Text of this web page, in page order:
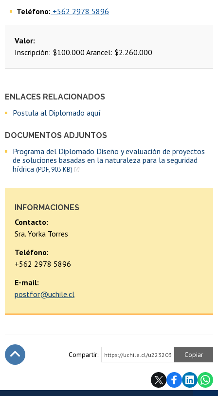
ENLACES RELACIONADOS
Postula al Diplomado aquí
DOCUMENTOS ADJUNTOS
Programa del Diplomado Diseño y evaluación de proyectos
de soluciones basadas en la naturaleza para la seguridad
hídrica (PDF, 905 KB)
INFORMACIONES
Contacto:
Sra. Yorka Torres
Teléfono:
+562 2978 5896
E-mail:
postfor@uchile.cl
Teléfono: +562 2978 5896
Valor
Inscripción: $100.000 Arancel: $2.260.000
Compartir: https://uchile.cl/u223203 Copiar